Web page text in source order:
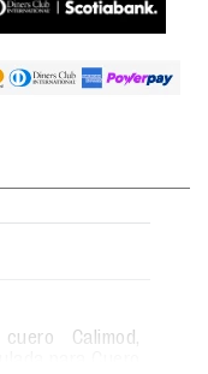
Calimod,